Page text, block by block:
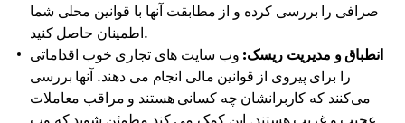
صرافی را بررسی کرده و از مطابقت آنها با قوانین محلی شما
اطمینان حاصل کنید.
انطباق و مدیریت ریسک: وب سایت های تجاری خوب اقداماتی
را برای پیروی از قوانین مالی انجام می دهند. آنها بررسی
می‌کنند که کاربرانشان چه کسانی هستند و مراقب معاملات